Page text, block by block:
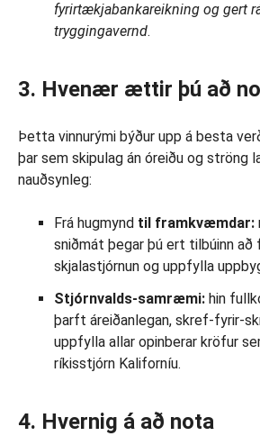
fyrirtækjabankareikning og gert
tryggingavernd.
3. Hvenær ættir þú að
Þetta vinnurými býður upp á besta
þar sem skipulag án óreiðu og ströng
nauðsynleg:
Frá hugmynd til framkvæmdar:
sniðmát þegar þú ert tilbúinn
skjalastjórnun og uppfylla
Stjórnvalds-samræmi: hin
þarft áreiðanlegan, skref-fyrir-
uppfylla allar opinberar kröfur
ríkisstjórn Kaliforníu.
4. Hvernig á að nota